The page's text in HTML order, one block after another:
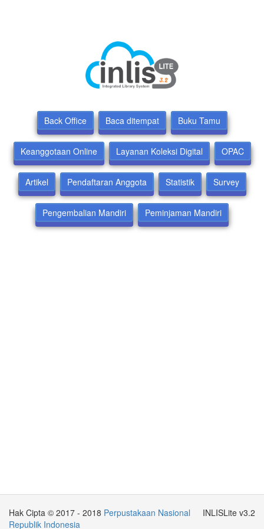
Back Office Baca ditempat Buku Tamu
Keanggotaan Online Layanan Koleksi Digital OPAC
Artikel Pendaftaran Anggota Statistik Survey
Pengembalian Mandiri Peminjaman Mandiri
INLISLite v3.2
Hak Cipta © 2017 - 2018 Perpustakaan Nasional
Republik Indonesia